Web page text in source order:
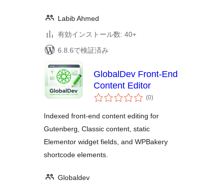
Labib Ahmed
有効インストール数: 40+
6.8.6で検証済み
GlobalDev Front-End
Content Editor
(0個
の
価
)
Indexed front-end content editing for
Gutenberg, Classic content, static
Elementor widget fields, and WPBakery
shortcode elements.
Globaldev